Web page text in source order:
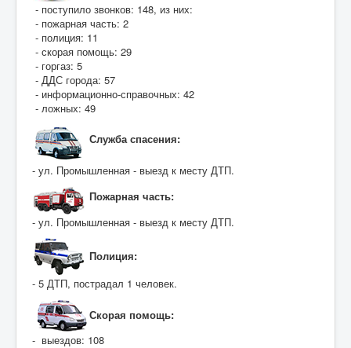
Фотоматериалы
О нас
- поступило звонков: 148, из них:
- пожарная часть: 2
- полиция: 11
- скорая помощь: 29
- горгаз: 5
- ДДС города: 57
- информационно-справочных: 42
- ложных: 49
Служба спасения:
- ул. Промышленная - выезд к месту ДТП.
Пожарная часть:
- ул. Промышленная - выезд к месту ДТП.
Полиция:
- 5 ДТП, пострадал 1 человек.
Скорая помощь:
- выездов: 108